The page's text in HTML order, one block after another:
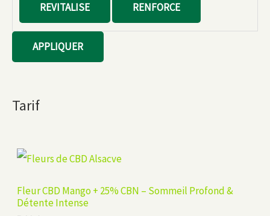
REVITALISE RENFORCE
APPLIQUER
Tarif
Fleur CBD Mango + 25% CBN – Sommeil Profond &
Détente Intense